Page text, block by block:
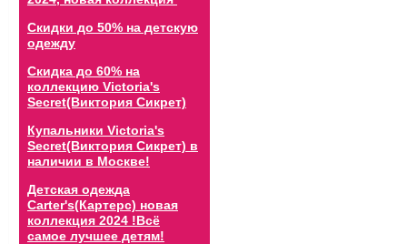
Скидки до 50% на детскую
одежду
Скидка до 60% на
коллекцию Victoria's
Secret(Виктория Сикрет)
Купальники Victoria's
Secret(Виктория Сикрет) в
наличии в Москве!
Детская одежда
Carter's(Картерс) новая
коллекция 2024 !Всё
самое лучшее детям!